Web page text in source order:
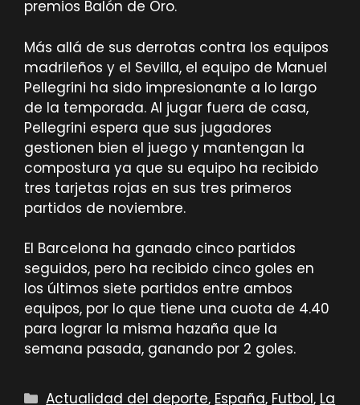
premios Balón de Oro.
Más allá de sus derrotas contra los equipos
madrileños y el Sevilla, el equipo de Manuel
Pellegrini ha sido impresionante a lo largo
de la temporada. Al jugar fuera de casa,
Pellegrini espera que sus jugadores
gestionen bien el juego y mantengan la
compostura ya que su equipo ha recibido
tres tarjetas rojas en sus tres primeros
partidos de noviembre.
El Barcelona ha ganado cinco partidos
seguidos, pero ha recibido cinco goles en
los últimos siete partidos entre ambos
equipos, por lo que tiene una cuota de 4.40
para lograr la misma hazaña que la
semana pasada, ganando por 2 goles.
Categorías
Actualidad del deporte, España, Futbol, La